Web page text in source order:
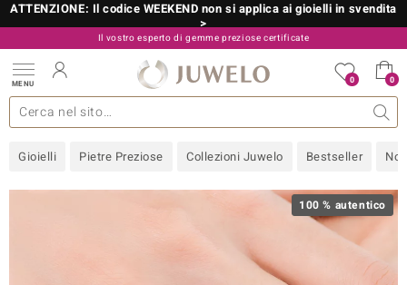
ATTENZIONE: Il codice WEEKEND non si applica ai gioielli in svendita
>
Il vostro esperto di gemme preziose certificate
800 986 787
MENU 0 0
Gioielli Pietre Preziose Collezioni Juwelo Bestseller
gioielli Design Metallo prezioso Misure anelli
più importanti Pietre preziose per colore Pietre preziose
Informazioni generali Approfondimenti Consigli
Acquistare in diretta Juwelo
100 % autentico